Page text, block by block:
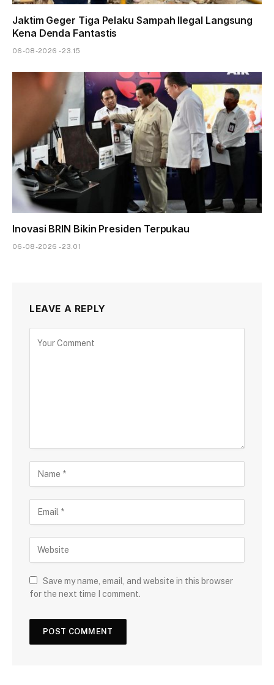
Jaktim Geger Tiga Pelaku Sampah Ilegal Langsung
Kena Denda Fantastis
06-08-2026 - 23.15
Inovasi BRIN Bikin Presiden Terpukau
06-08-2026 - 23.01
LEAVE A REPLY
Save my name, email, and website in this browser
for the next time I comment.